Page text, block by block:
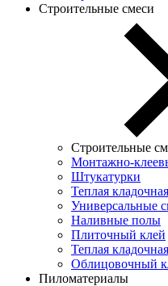
Строительные смеси
Строительные
Монтажно-
Штукатурки
Теплая
Универсальные
Наливные полы
Плиточный клей
Теплая
Облицовочный
Пиломатериалы